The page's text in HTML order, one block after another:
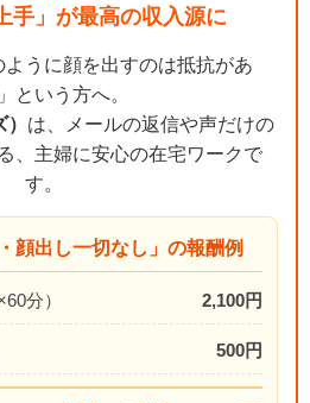
手」が最高の収入源に
ように顔を出すのは抵抗があ
という方へ。
は、メールの返信や声だけの
、主婦に安心の在宅ワークで
す。
顔出し一切なし」の報酬例
分） 2,100円
500円